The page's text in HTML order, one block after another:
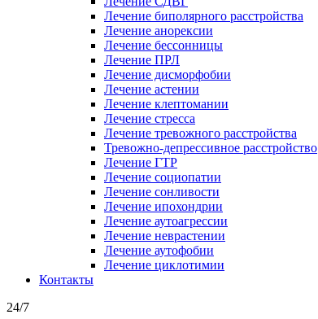
Лечение биполярного расстройства
Лечение анорексии
Лечение бессонницы
Лечение ПРЛ
Лечение дисморфобии
Лечение астении
Лечение клептомании
Лечение стресса
Лечение тревожного расстройства
Тревожно-депрессивное расстройство
Лечение ГТР
Лечение социопатии
Лечение сонливости
Лечение ипохондрии
Лечение аутоагрессии
Лечение неврастении
Лечение аутофобии
Лечение циклотимии
Контакты
24/7